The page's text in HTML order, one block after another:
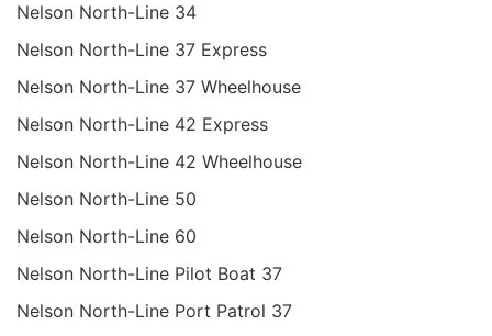
Nelson North-Line 34
Nelson North-Line 37 Express
Nelson North-Line 37 Wheelhouse
Nelson North-Line 42 Express
Nelson North-Line 42 Wheelhouse
Nelson North-Line 50
Nelson North-Line 60
Nelson North-Line Pilot Boat 37
Nelson North-Line Port Patrol 37